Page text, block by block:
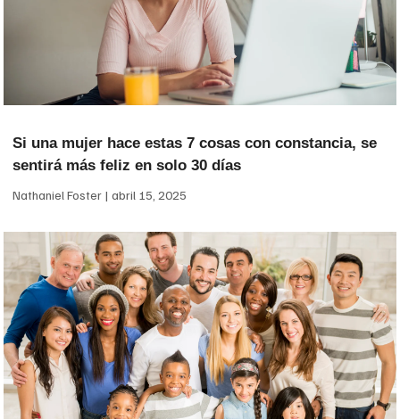
Si una mujer hace estas 7 cosas con constancia, se
sentirá más feliz en solo 30 días
Nathaniel Foster abril 15, 2025